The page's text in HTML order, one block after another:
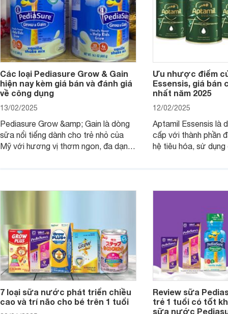
Các loại Pediasure Grow & Gain
hiện nay kèm giá bán và đánh giá
về công dụng
13/02/2025
Pediasure Grow &amp; Gain là dòng
sữa nổi tiếng dành cho trẻ nhỏ của
Mỹ với hương vị thơm ngon, đa dạng
Pediasure Grow &amp; Gain hiện nay
Ưu nhược điểm
Essensis, giá bán
nhất năm 2025
12/02/2025
Aptamil Essensis là
cấp với thành phần
hệ tiêu hóa, sử
cùng Websosanh.vn
7 loại sữa nước phát triển chiều
cao và trí não cho bé trên 1 tuổi
Review sữa
trẻ 1 tuổi có tốt
sữa nước